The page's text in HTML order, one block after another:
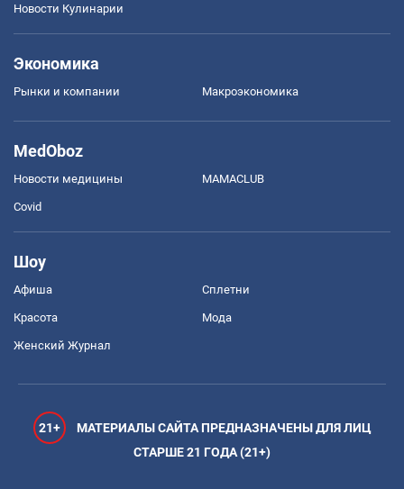
Новости Кулинарии
Экономика
Рынки и компании Mакроэкономика
MedOboz
Новости медицины MAMACLUB
Covid
Шоу
Афиша Сплетни
Красота Мода
Женский Журнал
21+
МАТЕРИАЛЫ САЙТА ПРЕДНАЗНАЧЕНЫ ДЛЯ ЛИЦ
СТАРШЕ 21 ГОДА (21+)